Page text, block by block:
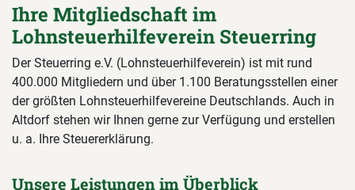
Ihre Mitgliedschaft im
Lohnsteuerhilfeverein Steuerring
Der Steuerring e.V. (Lohnsteuerhilfeverein) ist mit rund
400.000 Mitgliedern und über 1.100 Beratungsstellen einer
der größten Lohnsteuerhilfevereine Deutschlands. Auch in
Altdorf stehen wir Ihnen gerne zur Verfügung und erstellen
u. a. Ihre Steuererklärung.
Unsere Leistungen im Überblick